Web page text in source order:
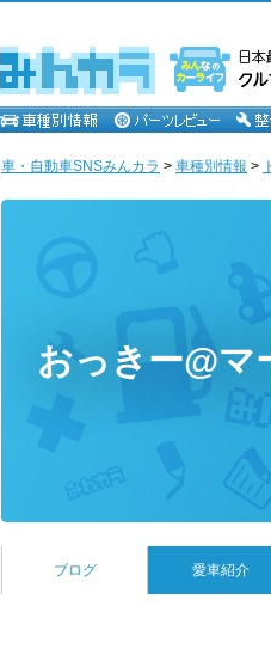
車・自動車SNSみんカラ > 車種別情報 >
おっきー@マ
ブログ 愛車紹介